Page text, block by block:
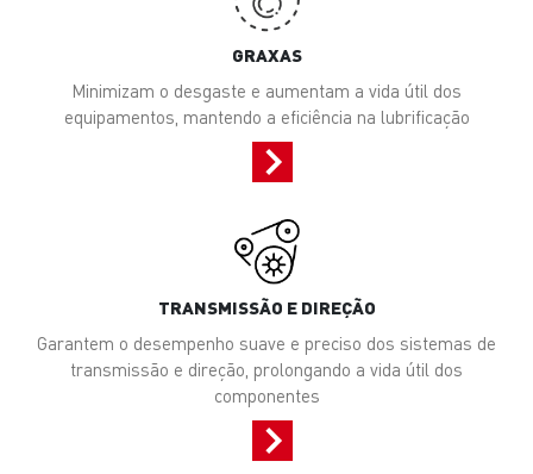
GRAXAS
Minimizam o desgaste e aumentam a vida útil dos
equipamentos, mantendo a eficiência na lubrificação
TRANSMISSÃO E DIREÇÃO
Garantem o desempenho suave e preciso dos sistemas de
transmissão e direção, prolongando a vida útil dos
componentes